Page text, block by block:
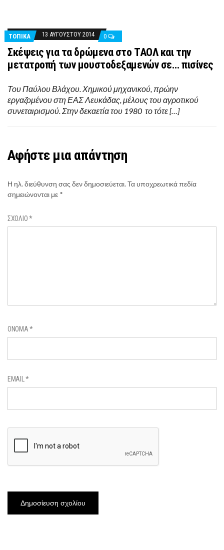
ΤΟΠΙΚΑ 13 ΑΥΓΟΎΣΤΟΥ 2014 0
Σκέψεις για τα δρώμενα στο ΤΑΟΛ και την
μετατροπή των μουστοδεξαμενών σε… πισίνες
Του Παύλου Βλάχου. Χημικού μηχανικού, πρώην
εργαζομένου στη ΕΑΣ Λευκάδας, μέλους του αγροτικού
συνεταιρισμού. Στην δεκαετία του 1980 το τότε […]
Αφήστε μια απάντηση
Η ηλ. διεύθυνση σας δεν δημοσιεύεται.Τα υποχρεωτικά πεδία
σημειώνονται με *
ΣΧΌΛΙΟ*
ΌΝΟΜΑ*
EMAIL*